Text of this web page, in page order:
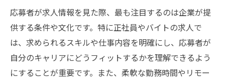
応募者が求人情報を見た際、最も注目するのは企業が提
供する条件や文化です。特に正社員やバイトの求人で
は、求められるスキルや仕事内容を明確にし、応募者が
自分のキャリアにどうフィットするかを理解できるよう
にすることが重要です。また、柔軟な勤務時間やリモー